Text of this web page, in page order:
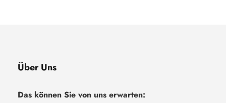
Über Uns
Das können Sie von uns erwarten: